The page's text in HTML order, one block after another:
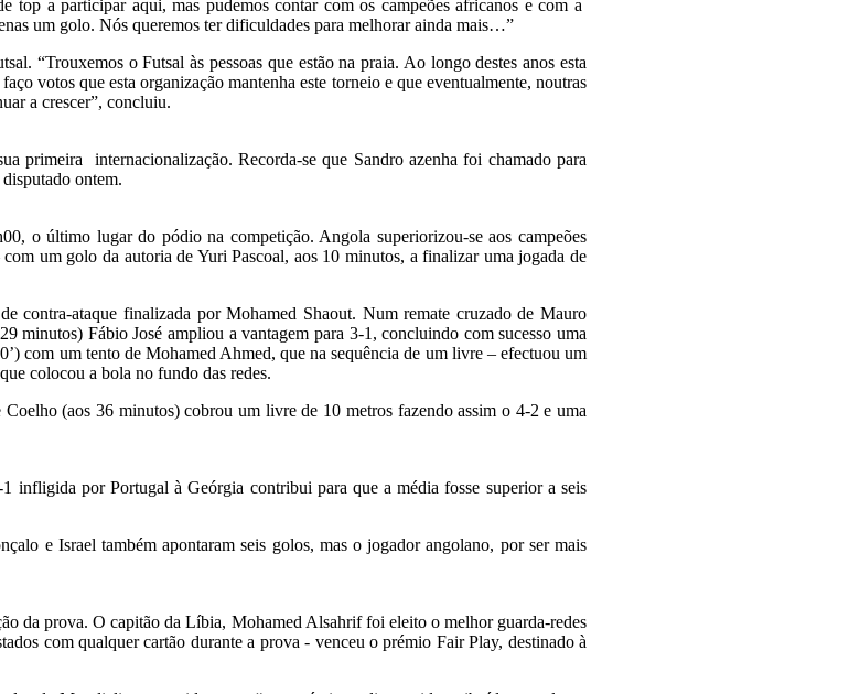
top a participar aqui, mas pudemos contar com os campeões africanos e com a
um golo. Nós queremos ter dificuldades para melhorar ainda mais…”
“Trouxemos o Futsal às pessoas que estão na praia. Ao longo destes anos esta
votos que esta organização mantenha este torneio e que eventualmente, noutras
a crescer”, concluiu.
primeira internacionalização. Recorda-se que Sandro azenha foi chamado para
ontem.
o último lugar do pódio na competição. Angola superiorizou-se aos campeões
um golo da autoria de Yuri Pascoal, aos 10 minutos, a finalizar uma jogada de
contra-ataque finalizada por Mohamed Shaout. Num remate cruzado de Mauro
minutos) Fábio José ampliou a vantagem para 3-1, concluindo com sucesso uma
com um tento de Mohamed Ahmed, que na sequência de um livre – efectuou um
colocou a bola no fundo das redes.
(aos 36 minutos) cobrou um livre de 10 metros fazendo assim o 4-2 e uma
infligida por Portugal à Geórgia contribui para que a média fosse superior a seis
e Israel também apontaram seis golos, mas o jogador angolano, por ser mais
da prova. O capitão da Líbia, Mohamed Alsahrif foi eleito o melhor guarda-redes
com qualquer cartão durante a prova - venceu o prémio Fair Play, destinado à